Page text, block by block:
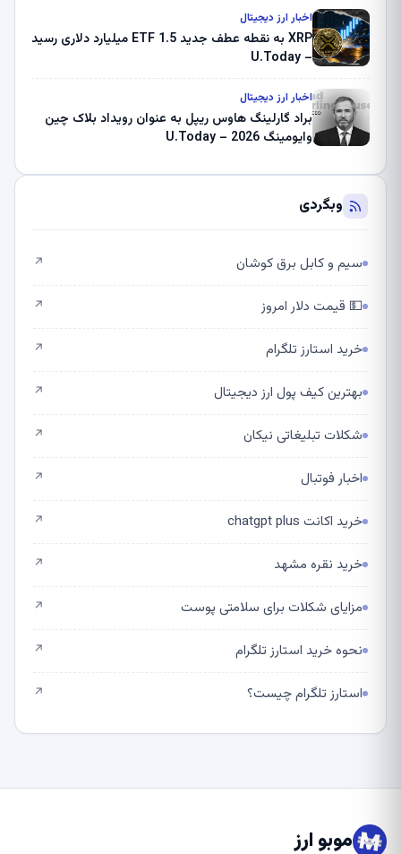
اخبار ارز دیجیتال
XRP به نقطه عطف جدید ETF 1.5 میلیارد دلاری رسید
– U.Today
اخبار ارز دیجیتال
براد گارلینگ هاوس ریپل به عنوان رویداد بلاک چین
وایومینگ 2026 – U.Today
وبگردی
سیم و کابل برق کوشان ↗
💵 قیمت دلار امروز ↗
خرید استارز تلگرام ↗
بهترین کیف پول ارز دیجیتال ↗
شکلات تبلیغاتی نیکان ↗
اخبار فوتبال ↗
خرید اکانت chatgpt plus ↗
خرید نقره مشهد ↗
مزایای شکلات برای سلامتی پوست ↗
نحوه خرید استارز تلگرام ↗
استارز تلگرام چیست؟ ↗
موبو ارز